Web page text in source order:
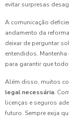
evitar surpresas
A comunicação
andamento da
deixar de perguntar
entendidos.
para garantir que
Além disso, muitos
legal necessária.
licenças e seguros
futuro. Sempre exija